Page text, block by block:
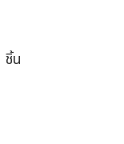
ชิ้น